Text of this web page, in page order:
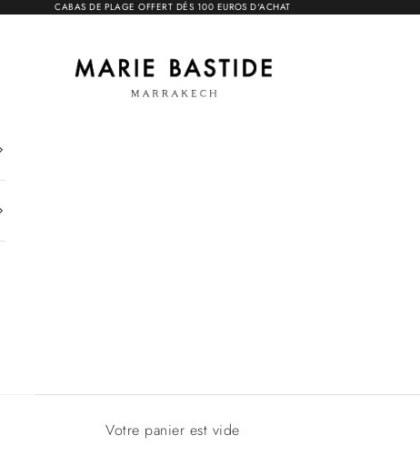
CABAS DE PLAGE OFFERT DÉS 100 EUROS D'ACHAT
Votre panier est vide